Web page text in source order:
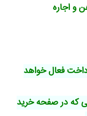
فعال خواهد
که در صفحه خرید